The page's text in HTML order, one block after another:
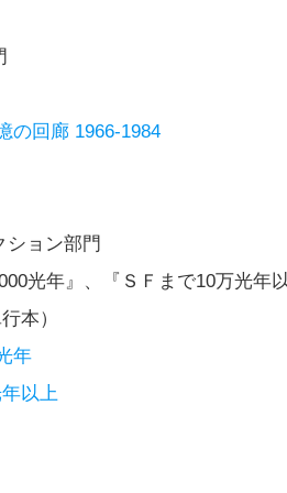
の回廊 1966-1984
ョン部門
光年』、『ＳＦまで10万光
本）
年
以上